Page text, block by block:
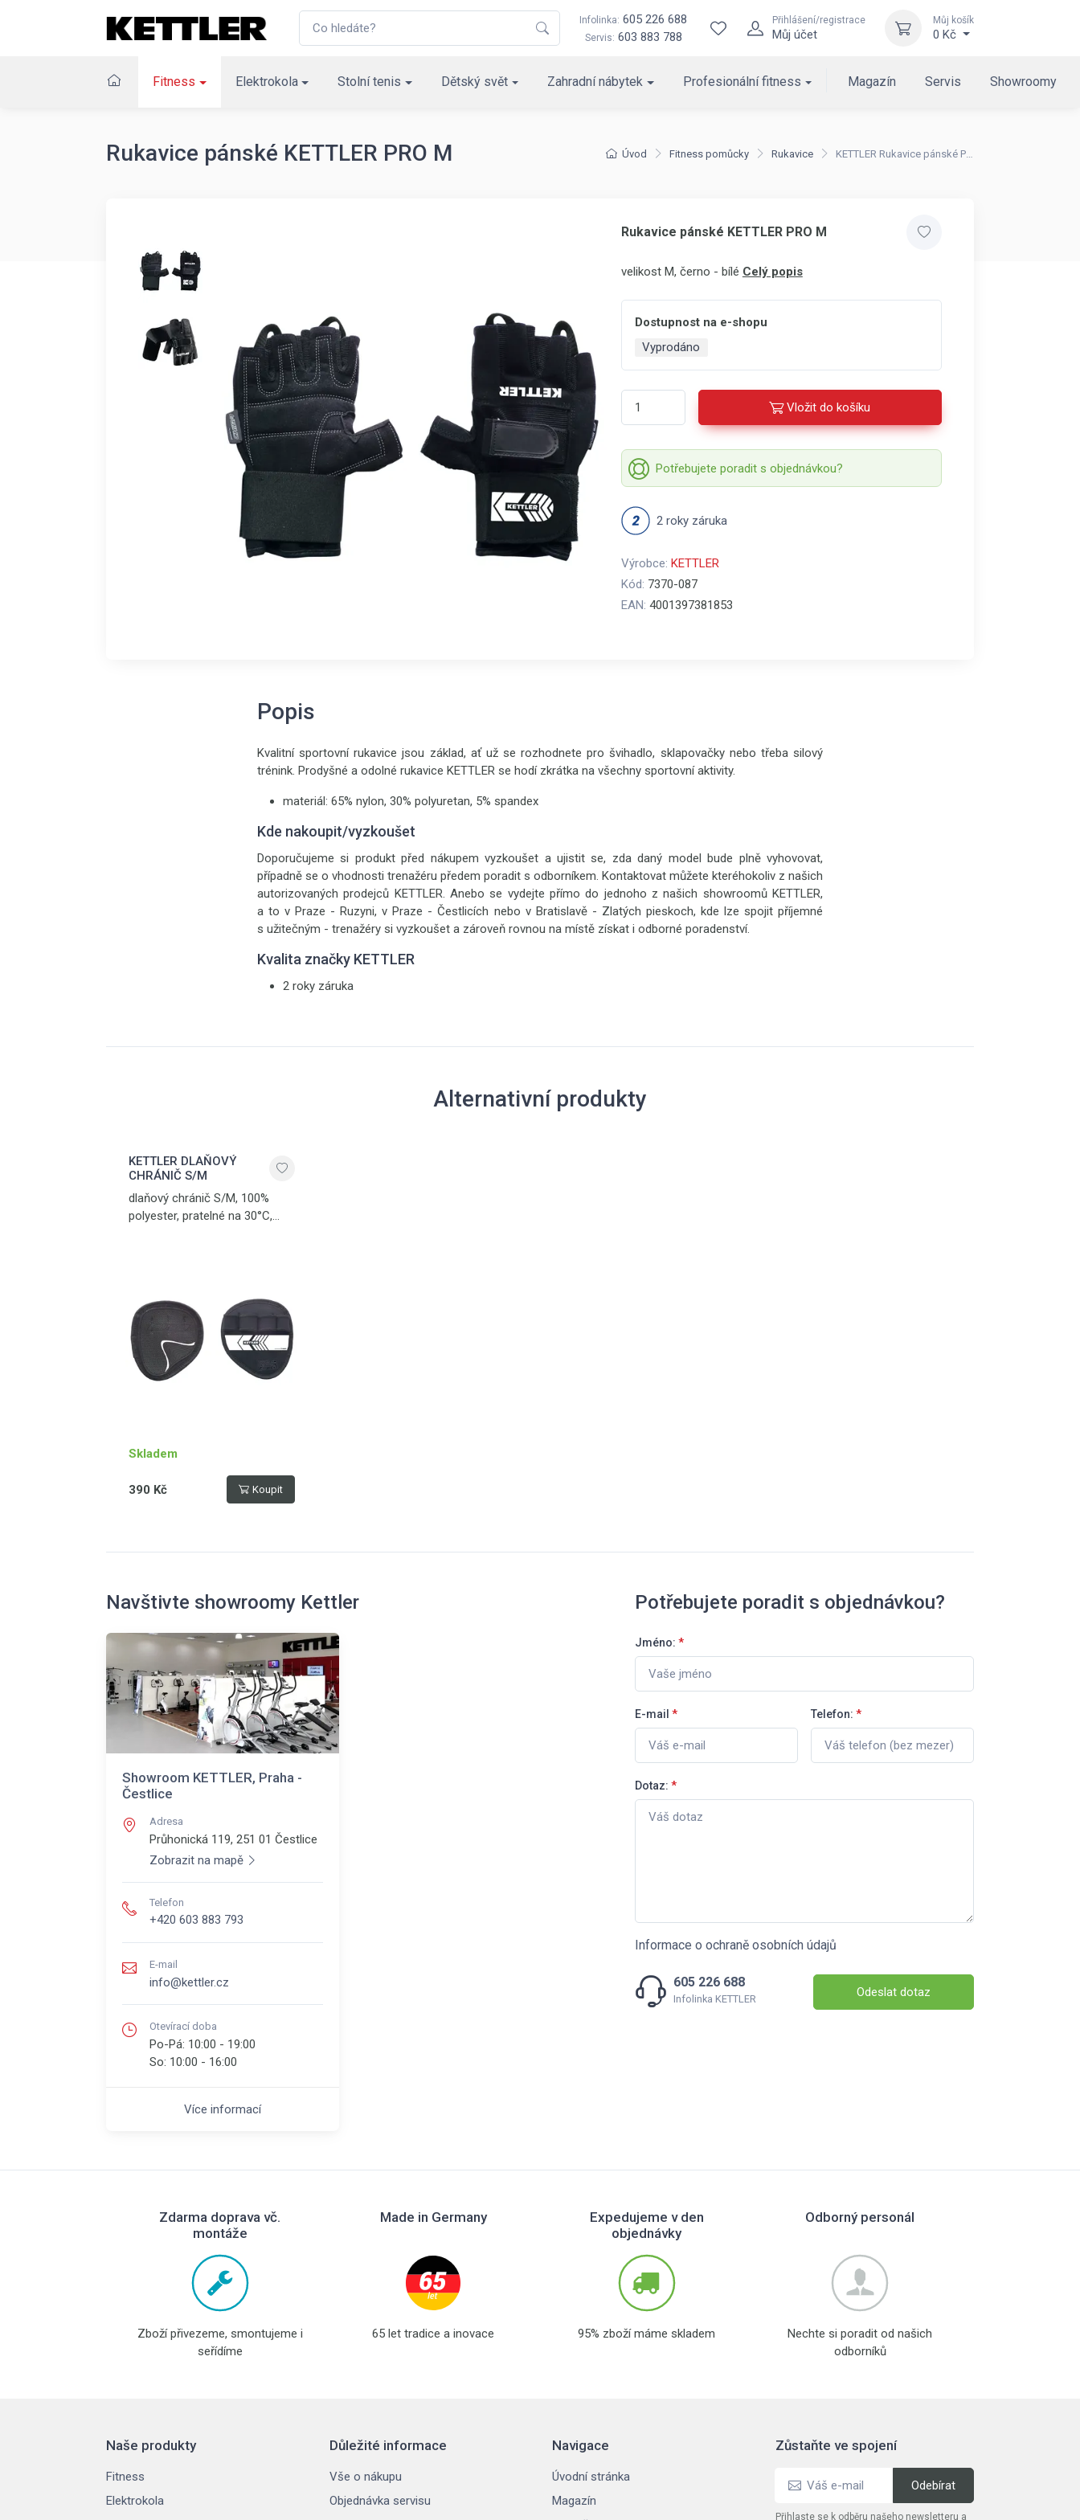
Infolinka: 605 226 688
Servis: 603 883 788
Přihlášení/registrace
Můj účet
Můj košík
0 Kč
Fitness Elektrokola Stolní tenis Dětský svět Zahradní nábytek Profesionální fitness Magazín Servis Showroomy
Úvod Fitness pomůcky Rukavice KETTLER Rukavice pánské PRO M
Rukavice pánské KETTLER PRO M
Rukavice pánské KETTLER PRO M
velikost M, černo - bílé Celý popis
Dostupnost na e-shopu
Vyprodáno
Vložit do košíku
Potřebujete poradit s objednávkou?
2 roky záruka
Výrobce: KETTLER
Kód: 7370-087
EAN: 4001397381853
Popis
Kvalitní sportovní rukavice jsou základ, ať už se rozhodnete pro švihadlo, sklapovačky nebo třeba silový
trénink. Prodyšné a odolné rukavice KETTLER se hodí zkrátka na všechny sportovní aktivity.
materiál: 65% nylon, 30% polyuretan, 5% spandex
Kde nakoupit/vyzkoušet
Doporučujeme si produkt před nákupem vyzkoušet a ujistit se, zda daný model bude plně vyhovovat,
případně se o vhodnosti trenažéru předem poradit s odborníkem. Kontaktovat můžete kteréhokoliv z našich
autorizovaných prodejců KETTLER. Anebo se vydejte přímo do jednoho z našich showroomů KETTLER,
a to v Praze - Ruzyni, v Praze - Čestlicích nebo v Bratislavě - Zlatých pieskoch, kde lze spojit příjemné
s užitečným - trenažéry si vyzkoušet a zároveň rovnou na místě získat i odborné poradenství.
Kvalita značky KETTLER
2 roky záruka
Alternativní produkty
KETTLER DLAŇOVÝ
CHRÁNIČ S/M
dlaňový chránič S/M, 100%
polyester, pratelné na 30°C,
Skladem
390 Kč Koupit
Navštivte showroomy Kettler
Showroom KETTLER, Praha -
Čestlice
Adresa
Průhonická 119, 251 01 Čestlice
Zobrazit na mapě
Telefon
+420 603 883 793
E-mail
info@kettler.cz
Otevírací doba
Po-Pá: 10:00 - 19:00
So: 10:00 - 16:00
Více informací
Potřebujete poradit s objednávkou?
Jméno: *
E-mail * Telefon: *
Dotaz: *
Informace o ochraně osobních údajů
605 226 688
Infolinka KETTLER Odeslat dotaz
Zdarma doprava vč.
montáže
Zboží přivezeme, smontujeme i
seřídíme
Made in Germany
65 let tradice a inovace
Expedujeme v den
objednávky
95% zboží máme skladem
Odborný personál
Nechte si poradit od našich
odborníků
Naše produkty
Fitness
Elektrokola
Důležité informace
Vše o nákupu
Objednávka servisu
Navigace
Úvodní stránka
Magazín
Zůstaňte ve spojení
Přihlaste se k odběru našeho newsletteru a